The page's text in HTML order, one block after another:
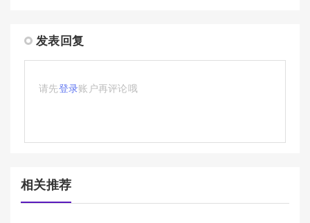
发表回复
请先登录账户再评论哦
相关推荐